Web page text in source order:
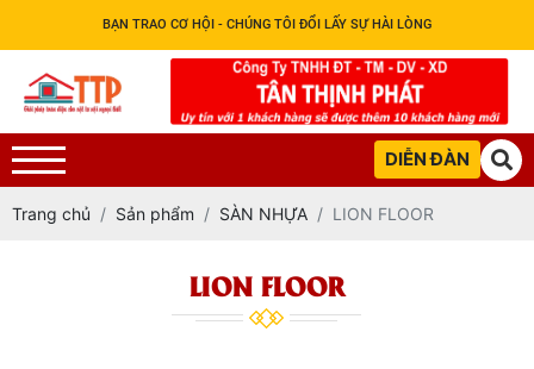
BẠN TRAO CƠ HỘI - CHÚNG TÔI ĐỔI LẤY SỰ HÀI LÒNG
DIỄN ĐÀN
Trang chủ Sản phẩm SÀN NHỰA LION FLOOR
LION FLOOR